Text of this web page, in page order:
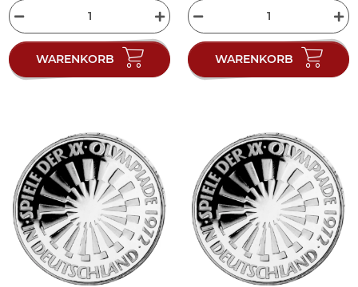
WARENKORB WARENKORB